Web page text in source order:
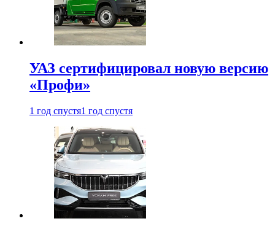
УАЗ сертифицировал новую версию
«Профи»
1 год спустя1 год спустя